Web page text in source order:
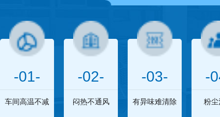
-01-
车间高温不减
-02-
闷热不通风
-03-
有异味难清除
-
粉尘